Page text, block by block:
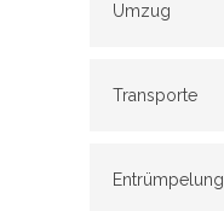
Umzug
Transporte
Entrümpelung